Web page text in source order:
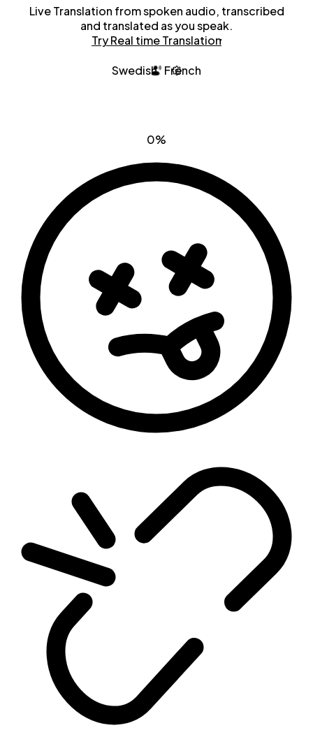
Live Translation from spoken audio, transcribed
and translated as you speak.
Try Real time Translation
Swedish French
0%